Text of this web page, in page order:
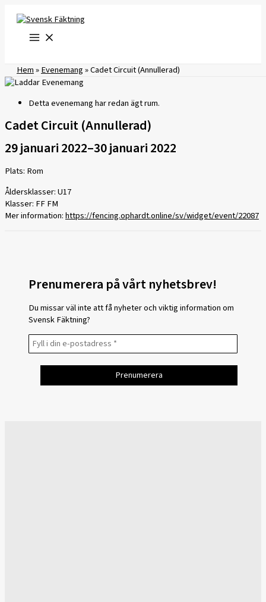
innehåll
Hem»Evenemang»Cadet Circuit (Annullerad)
Detta evenemang har redan ägt rum.
Cadet Circuit (Annullerad)
29 januari 2022–30 januari 2022
Plats: Rom
Åldersklasser: U17
Klasser: FF FM
Mer information:https://fencing.ophardt.online/sv/widget/event/22087
Prenumerera på vårt nyhetsbrev!
Du missar väl inte att få nyheter och viktig information om
Svensk Fäktning?